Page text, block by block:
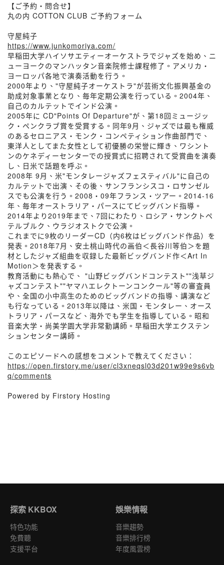
【ご予約・問合せ】
丸の内 COTTON CLUB ご予約フォーム
守屋純子
https://www.junkomoriya.com/
早稲田大学ハイソサエティーオーケストラでジャズを始め、ニ
ューヨークのマンハッタン音楽院修士課程修了。アメリカ・
ヨーロッパ各地で演奏活動を行う。
2000年より、"守屋純子オーケストラ"が芸術文化振興基金の
助成対象事業となり、毎年定期公演を行っている。2004年、
自己のカルテットでインド公演。
2005年に CD"Points Of Departure"が、第18回ミュージッ
ク・ペンクラブ賞を受賞する。同年9月、ジャズでは最も権威
のあるセロニアス・モンク・コンペティション作曲部門で、
東洋人としてまた女性として初優勝の栄誉に輝き、ワシント
ンのケネディーセンターでの授賞式に招聘されて受賞曲を演奏
し、日米で話題を呼ぶ。
2008年 9月、米"モンタレージャズフェスティバル"に自己の
カルテットで出演、その後、サンフランシスコ・ロサンゼル
スでも公演を行う。2008・09年フランス・ツアー。2014-16
年、毎年オーストラリア・パースにてビッグバンド指導。
2014年より2019年まで、7回にわたり、ロシア・サンクトペ
テルブルク、ウラジオストクで公演。
これまでに9枚のリーダーCD（内6枚はビッグバンド作品）を
発表。2018年7月、安土桃山時代の画伯＜長谷川等伯＞を題
材としたジャズ組曲を収録した最新ビッグバンド作＜Art In
Motion＞を発表する。
教育活動にも熱心で、 "山野ビッグバンドコンテスト""浅草ジ
ャズコンテスト""ヤマハエレクトーンコンクール"等の審査員
や、全国の小中高生のためのビッグバンドの指導、講演など
も行なっている。2013年以降は、米国・モンタレー、オース
トラリア・パースなど、海外でも学生を指導している。昭和
音楽大学・尚美学園大学非常勤講師。早稲田大学エクステン
ションセンター講師。
このエピソードへの感想をコメントで教えてください：
https://open.firstory.me/user/cl3xneqsl03d201w99e9s6vb
q/comments
Powered by Firstory Hosting
探索 KKBOX
特色功能
免費聽
支援平台
娛樂情報
音樂趨勢
音樂排行榜
年度風雲榜